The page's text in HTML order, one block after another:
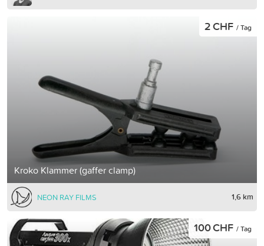
Kroko Klammer (gaffer clamp)
2 CHF / Tag
NEON RAY FILMS 1,6 km
100 CHF / Tag